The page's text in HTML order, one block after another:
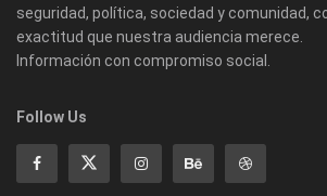
seguridad, política, sociedad y comunidad,
exactitud que nuestra audiencia merece.
Información con compromiso social.
Follow Us